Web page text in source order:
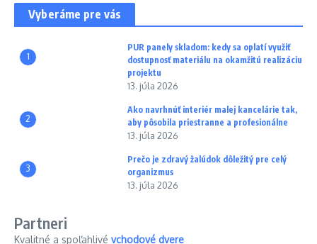
Vyberáme pre vás
1
PUR panely skladom: kedy sa oplatí využiť
dostupnosť materiálu na okamžitú realizáciu
projektu
13. júla 2026
2
Ako navrhnúť interiér malej kancelárie tak,
aby pôsobila priestranne a profesionálne
13. júla 2026
3
Prečo je zdravý žalúdok dôležitý pre celý
organizmus
13. júla 2026
Partneri
Kvalitné a spoľahlivé vchodové dvere